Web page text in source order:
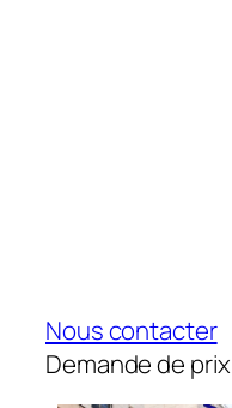
Nous contacter
Demande de prix